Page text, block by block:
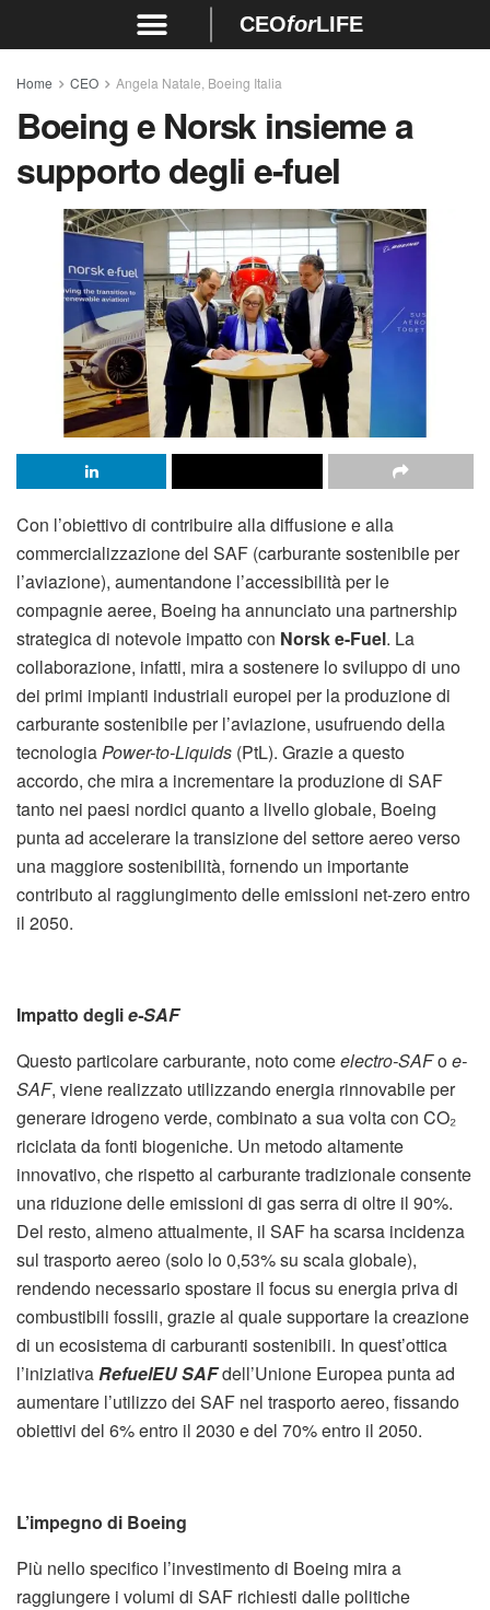
CEOforLIFE
Home CEO Angela Natale, Boeing Italia
Boeing e Norsk insieme a
supporto degli e-fuel
Con l’obiettivo di contribuire alla diffusione e alla
commercializzazione del SAF (carburante sostenibile per
l’aviazione), aumentandone l’accessibilità per le
compagnie aeree, Boeing ha annunciato una partnership
strategica di notevole impatto con Norsk e-Fuel. La
collaborazione, infatti, mira a sostenere lo sviluppo di uno
dei primi impianti industriali europei per la produzione di
carburante sostenibile per l’aviazione, usufruendo della
tecnologiaPower-to-Liquids (PtL). Grazie a questo
accordo, che mira a incrementare la produzione di SAF
tanto nei paesi nordici quanto a livello globale, Boeing
punta ad accelerare la transizione del settore aereo verso
una maggiore sostenibilità, fornendo un importante
contributo al raggiungimento delle emissioni net-zero entro
il 2050.
Impatto deglie-SAF
Questo particolare carburante, noto comeelectro-SAFoe-
SAF, viene realizzato utilizzando energia rinnovabile per
generare idrogeno verde, combinato a sua volta con CO₂
riciclata da fonti biogeniche. Un metodo altamente
innovativo, che rispetto al carburante tradizionale consente
una riduzione delle emissioni di gas serra di oltre il 90%.
Del resto, almeno attualmente, il SAF ha scarsa incidenza
sul trasporto aereo (solo lo 0,53% su scala globale),
rendendo necessario spostare il focus su energia priva di
combustibili fossili, grazie al quale supportare la creazione
di un ecosistema di carburanti sostenibili. In quest’ottica
l’iniziativaRefuelEU SAFdell’Unione Europea punta ad
aumentare l’utilizzo dei SAF nel trasporto aereo, fissando
obiettivi del 6% entro il 2030 e del 70% entro il 2050.
L’impegno di Boeing
Più nello specifico l’investimento di Boeing mira a
raggiungere i volumi di SAF richiesti dalle politiche